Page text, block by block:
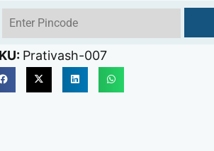
Prativash-007